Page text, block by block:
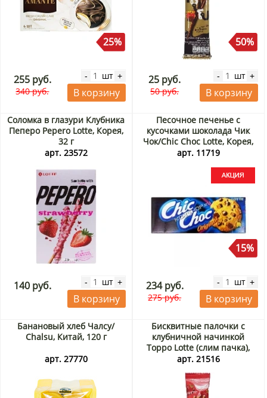
25%
255 руб.
340 руб.
- шт +
В корзину
50%
25 руб.
50 руб.
- шт +
В корзину
Соломка в глазури Клубника
Пеперо Pepero Lotte, Корея,
32 г
арт. 23572
140 руб. - шт +
В корзину
Песочное печенье с
кусочками шоколада Чик
Чок/Chic Choc Lotte, Корея,
90 г Акция
арт. 11719
15%
234 руб.
275 руб.
- шт +
В корзину
Банановый хлеб Чалсу/
Chalsu, Китай, 120 г
арт. 27770
Бисквитные палочки с
клубничной начинкой
Toppo Lotte (слим пачка),
Таиланд, 11 г
арт. 21516